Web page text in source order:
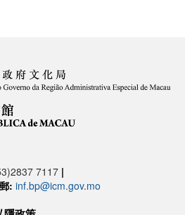
7117 |
: inf.bp@icm.gov.mo